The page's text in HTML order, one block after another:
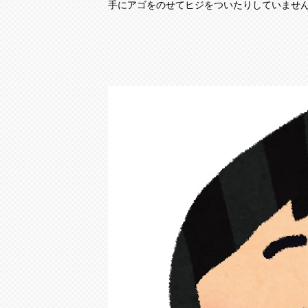
手にアゴをのせてヒジをついたりしていませ